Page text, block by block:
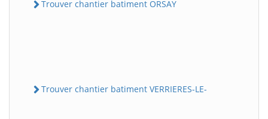
Trouver chantier batiment ORSAY
Trouver chantier batiment VERRIERES-LE-